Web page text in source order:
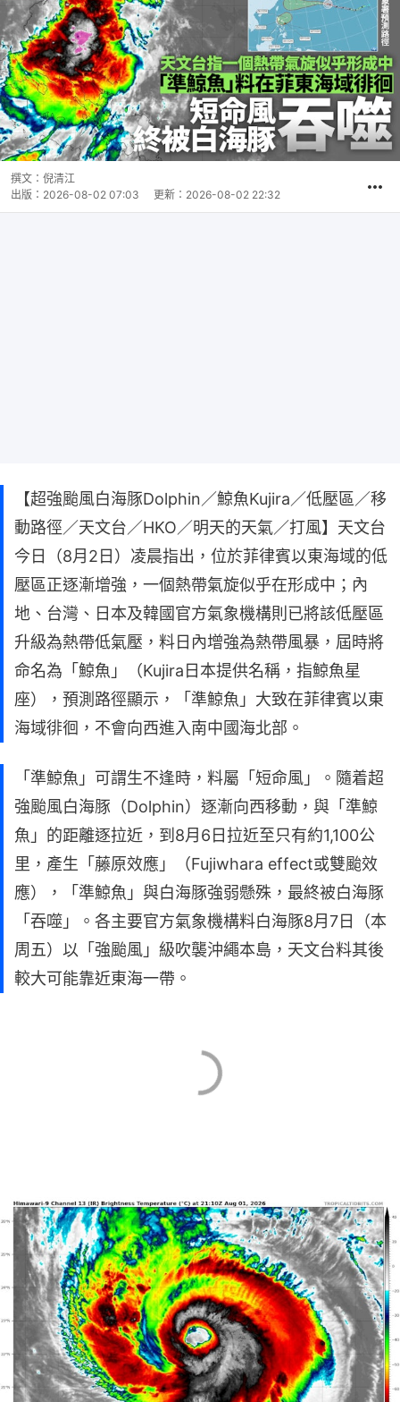
撰文： 倪清江
出版： 2026-08-02 07:03 更新： 2026-08-02 22:32
【超強颱風白海豚Dolphin／鯨魚Kujira／低壓區／移
動路徑／天文台／HKO／明天的天氣／打風】天文台
今日（8月2日）凌晨指出，位於菲律賓以東海域的低
壓區正逐漸增強，一個熱帶氣旋似乎在形成中；內
地、台灣、日本及韓國官方氣象機構則已將該低壓區
升級為熱帶低氣壓，料日內增強為熱帶風暴，屆時將
命名為「鯨魚」（Kujira日本提供名稱，指鯨魚星
座），預測路徑顯示，「準鯨魚」大致在菲律賓以東
海域徘徊，不會向西進入南中國海北部。
「準鯨魚」可謂生不逢時，料屬「短命風」。隨着超
強颱風白海豚（Dolphin）逐漸向西移動，與「準鯨
魚」的距離逐拉近，到8月6日拉近至只有約1,100公
里，產生「藤原效應」（Fujiwhara effect或雙颱效
應），「準鯨魚」與白海豚強弱懸殊，最終被白海豚
「吞噬」。各主要官方氣象機構料白海豚8月7日（本
周五）以「強颱風」級吹襲沖繩本島，天文台料其後
較大可能靠近東海一帶。